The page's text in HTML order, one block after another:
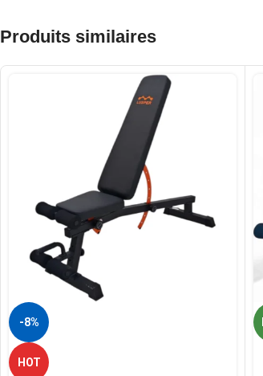
Produits similaires
-8%
HOT